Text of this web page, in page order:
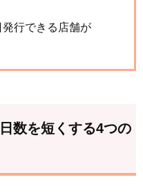
行できる店舗が
数を短くする4つの